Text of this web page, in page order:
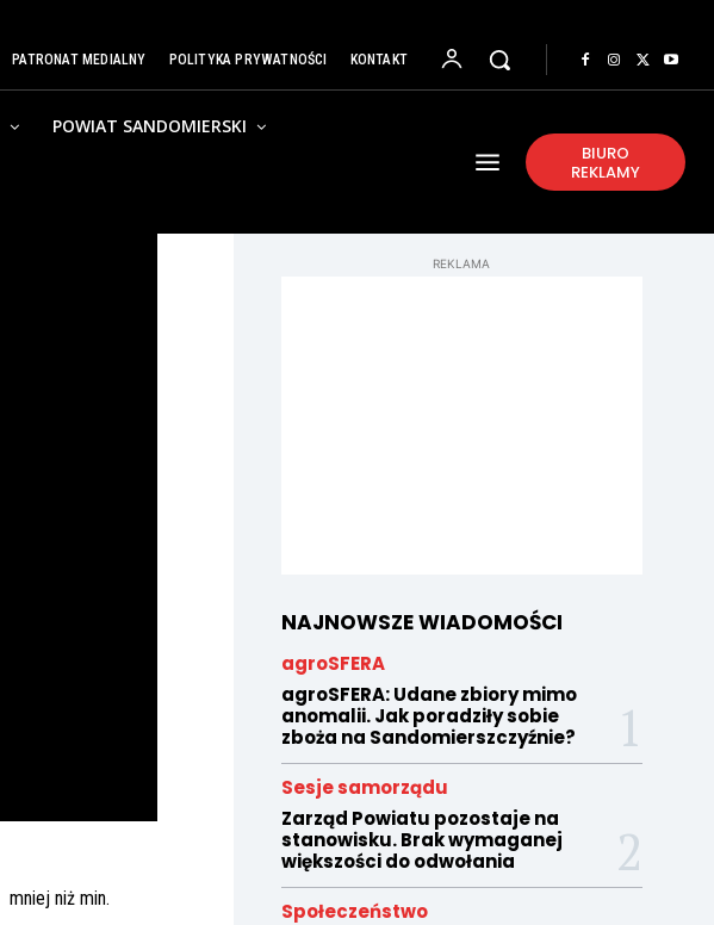
PATRONAT MEDIALNY POLITYKA PRYWATNOŚCI KONTAKT
POWIAT SANDOMIERSKI
BIURO
REKLAMY
mniej niżmin.
REKLAMA
NAJNOWSZE WIADOMOŚCI
agroSFERA
agroSFERA: Udane zbiory mimo
anomalii. Jak poradziły sobie
zboża na Sandomierszczyźnie?
Sesje samorządu
Zarząd Powiatu pozostaje na
stanowisku. Brak wymaganej
większości do odwołania
Społeczeństwo